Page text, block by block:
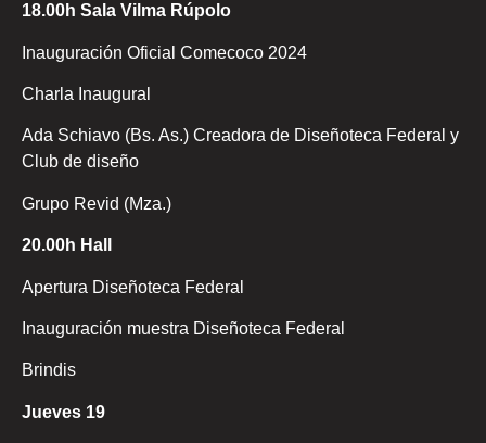
18.00h Sala Vilma Rúpolo
Inauguración Oficial Comecoco 2024
Charla Inaugural
Ada Schiavo (Bs. As.) Creadora de Diseñoteca Federal y
Club de diseño
Grupo Revid (Mza.)
20.00h Hall
Apertura Diseñoteca Federal
Inauguración muestra Diseñoteca Federal
Brindis
Jueves 19